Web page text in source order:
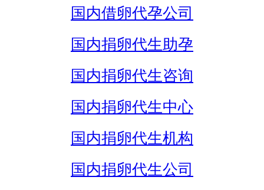
国内借卵代孕公司
国内捐卵代生助孕
国内捐卵代生咨询
国内捐卵代生中心
国内捐卵代生机构
国内捐卵代生公司